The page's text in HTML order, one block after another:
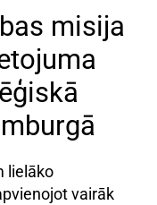
misija
lielāko
vairāk